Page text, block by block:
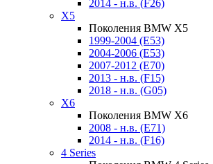
2014 - н.в. (F26)
X5
Поколения BMW X5
1999-2004 (E53)
2004-2006 (E53)
2007-2012 (E70)
2013 - н.в. (F15)
2018 - н.в. (G05)
X6
Поколения BMW X6
2008 - н.в. (E71)
2014 - н.в. (F16)
4 Series